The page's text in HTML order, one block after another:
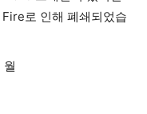
로 인해 폐쇄되었습
월